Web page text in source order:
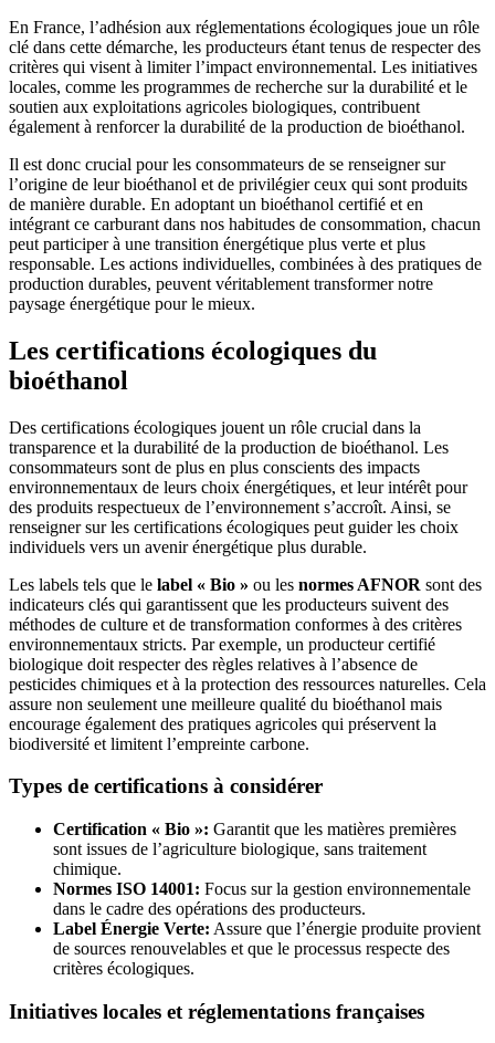
En France, l’adhésion aux réglementations écologiques joue un rôle
clé dans cette démarche, les producteurs étant tenus de respecter des
critères qui visent à limiter l’impact environnemental. Les initiatives
locales, comme les programmes de recherche sur la durabilité et le
soutien aux exploitations agricoles biologiques, contribuent
également à renforcer la durabilité de la production de bioéthanol.
Il est donc crucial pour les consommateurs de se renseigner sur
l’origine de leur bioéthanol et de privilégier ceux qui sont produits
de manière durable. En adoptant un bioéthanol certifié et en
intégrant ce carburant dans nos habitudes de consommation, chacun
peut participer à une transition énergétique plus verte et plus
responsable. Les actions individuelles, combinées à des pratiques de
production durables, peuvent véritablement transformer notre
paysage énergétique pour le mieux.
Les certifications écologiques du
bioéthanol
Des certifications écologiques jouent un rôle crucial dans la
transparence et la durabilité de la production de bioéthanol. Les
consommateurs sont de plus en plus conscients des impacts
environnementaux de leurs choix énergétiques, et leur intérêt pour
des produits respectueux de l’environnement s’accroît. Ainsi, se
renseigner sur les certifications écologiques peut guider les choix
individuels vers un avenir énergétique plus durable.
Les labels tels que le label « Bio » ou les normes AFNOR sont des
indicateurs clés qui garantissent que les producteurs suivent des
méthodes de culture et de transformation conformes à des critères
environnementaux stricts. Par exemple, un producteur certifié
biologique doit respecter des règles relatives à l’absence de
pesticides chimiques et à la protection des ressources naturelles. Cela
assure non seulement une meilleure qualité du bioéthanol mais
encourage également des pratiques agricoles qui préservent la
biodiversité et limitent l’empreinte carbone.
Types de certifications à considérer
Certification « Bio »: Garantit que les matières premières
sont issues de l’agriculture biologique, sans traitement
chimique.
Normes ISO 14001: Focus sur la gestion environnementale
dans le cadre des opérations des producteurs.
Label Énergie Verte: Assure que l’énergie produite provient
de sources renouvelables et que le processus respecte des
critères écologiques.
Initiatives locales et réglementations françaises